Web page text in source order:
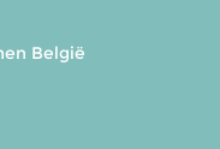
België